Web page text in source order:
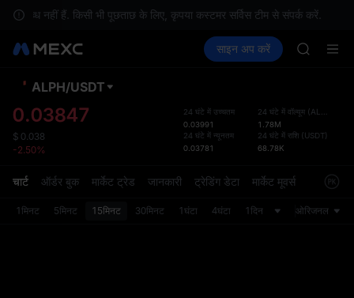
नहीं हैं. किसी भी पूछताछ के लिए, कृपया कस्टमर सर्विस टीम से संपर्क करें.
स्पॉट फ़्यूचर्स SPCX कमाएँ
साइन अप करें
TUT
को
ALPH/USDT
0.03847
$ 0.038
-2.50%
24 घंटे में उच्चतम
0.03991
24 घंटे में न्यूनतम
0.03781
24 घंटे में वॉल्यूम (ALPH
1.78M
24 घंटे में राशि (USDT)
68.78K
चार्ट ऑर्डर बुक मार्केट ट्रेड जानकारी ट्रेडिंग डेटा मार्केट मूवर्स
1मिनट 5मिनट 15मिनट 30मिनट 1घंटा 4घंटा 1दिन ओरिजनल